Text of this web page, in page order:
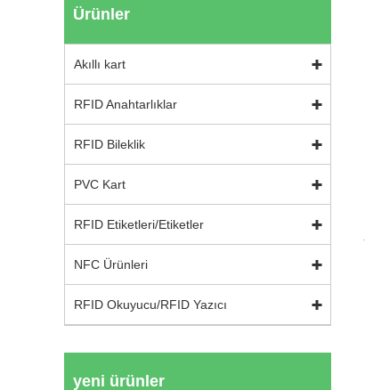
Ürünler
Akıllı kart
RFID Anahtarlıklar
RFID Bileklik
PVC Kart
RFID Etiketleri/Etiketler
NFC Ürünleri
RFID Okuyucu/RFID Yazıcı
yeni ürünler